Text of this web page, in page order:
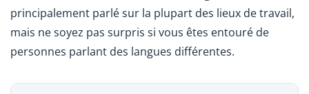
principalement parlé sur la plupart des lieux de travail,
mais ne soyez pas surpris si vous êtes entouré de
personnes parlant des langues différentes.